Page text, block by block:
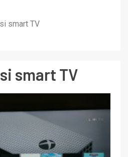
smart TV
smart TV